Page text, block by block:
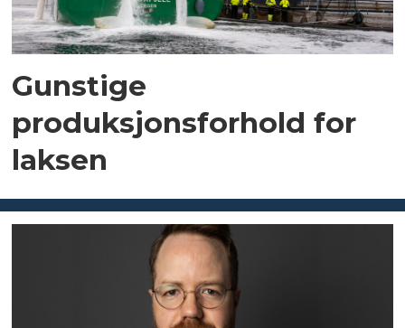
Gunstige
produksjonsforhold for
laksen